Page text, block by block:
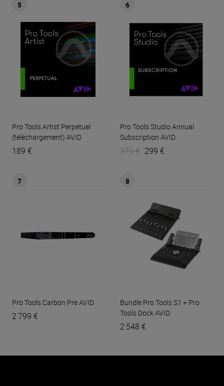
5
Pro Tools Artist Perpetuel
(téléchargement) AVID
189 €
6
Pro Tools Studio Annual
Subscription AVID
375 € 299 €
7
Pro Tools Carbon PreAVID
2 799 €
8
Bundle Pro Tools S1 + Pro
Tools DockAVID
2 548 €